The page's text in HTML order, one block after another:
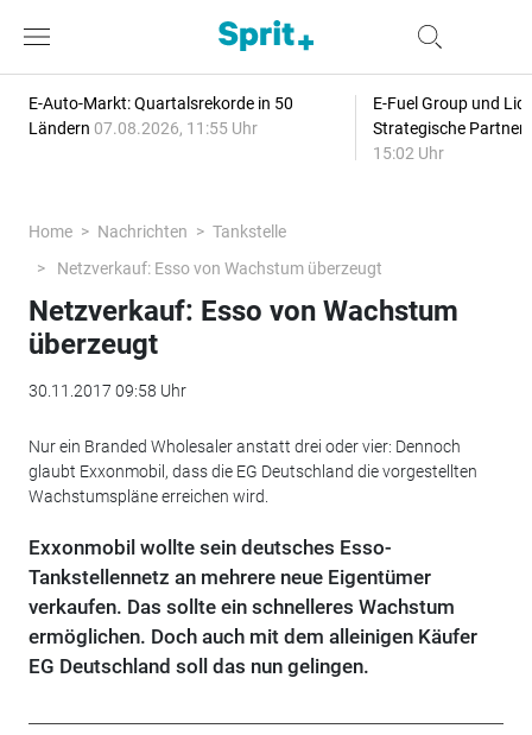
E-Auto-Markt: Quartalsrekorde in 50
Ländern 07.08.2026, 11:55 Uhr
E-Fuel Group und
Strategische
15:02 Uhr
Home Nachrichten
Tankstelle
Netzverkauf: Esso von Wachstum überzeugt
Netzverkauf: Esso von Wachstum
überzeugt
30.11.2017 09:58 Uhr
Nur ein Branded Wholesaler anstatt drei oder vier: Dennoch
glaubt Exxonmobil, dass die EG Deutschland die vorgestellten
Wachstumspläne erreichen wird.
Exxonmobil wollte sein deutsches Esso-
Tankstellennetz an mehrere neue Eigentümer
verkaufen. Das sollte ein schnelleres Wachstum
ermöglichen. Doch auch mit dem alleinigen Käufer
EG Deutschland soll das nun gelingen.